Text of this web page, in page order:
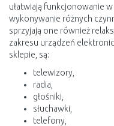
ułatwiają funkcjonowanie
wykonywanie różnych
sprzyjają one również
zakresu urządzeń
sklepie, są:
telewizory,
radia,
głośniki,
słuchawki,
telefony,